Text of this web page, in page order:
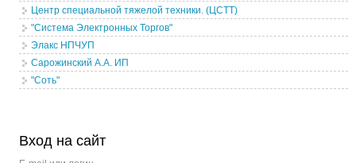
Центр специальной тяжелой техники. (ЦСТТ)
"Система Электронных Торгов"
Элакс НПЧУП
Сарожинский А.А. ИП
"Соть"
Вход на сайт